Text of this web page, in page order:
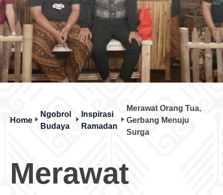
Home
Ngobrol
Budaya
Inspirasi
Ramadan
Merawat Orang Tua,
Gerbang Menuju
Surga
Merawat